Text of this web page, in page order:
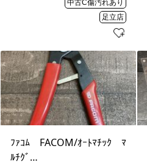
中古C傷汚れあり
足立店
ﾌｧｺﾑ FACOM/ｵｰﾄﾏﾁｯｸ ﾏ
ﾙﾁｸﾞ…